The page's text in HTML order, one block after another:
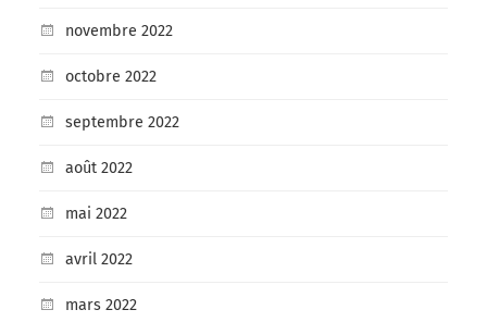
novembre 2022
octobre 2022
septembre 2022
août 2022
mai 2022
avril 2022
mars 2022